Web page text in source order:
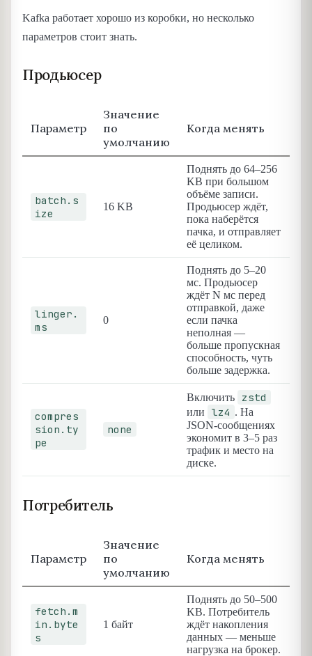
Kafka работает хорошо из коробки, но несколько
параметров стоит знать.
Продьюсер
Параметр
Значение
по
умолчанию
Когда менять
batch.s
ize
16 KB
Поднять до 64–256
KB при большом
объёме записи.
Продьюсер ждёт,
пока наберётся
пачка, и отправляет
её целиком.
linger.
ms
0
Поднять до 5–20
мс. Продьюсер
ждёт N мс перед
отправкой, даже
если пачка
неполная —
больше пропускная
способность, чуть
больше задержка.
compres
sion.ty
pe
none
Включить zstd
или lz4 . На
JSON-сообщениях
экономит в 3–5 раз
трафик и место на
диске.
Потребитель
Параметр
Значение
по
умолчанию
Когда менять
fetch.m
in.byte
s
1 байт
Поднять до 50–500
KB. Потребитель
ждёт накопления
данных — меньше
нагрузка на брокер.